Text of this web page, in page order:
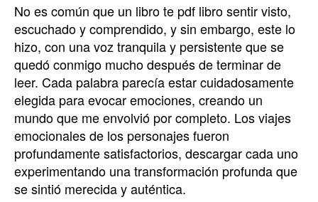
No es común que un libro te pdf libro sentir visto,
escuchado y comprendido, y sin embargo, este lo
hizo, con una voz tranquila y persistente que se
quedó conmigo mucho después de terminar de
leer. Cada palabra parecía estar cuidadosamente
elegida para evocar emociones, creando un
mundo que me envolvió por completo. Los viajes
emocionales de los personajes fueron
profundamente satisfactorios, descargar cada uno
experimentando una transformación profunda que
se sintió merecida y auténtica.